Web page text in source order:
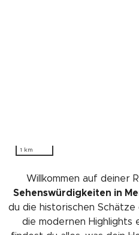
1 km
Willkommen auf deiner
Sehenswürdigkeiten in
du die historischen
die modernen Highlights